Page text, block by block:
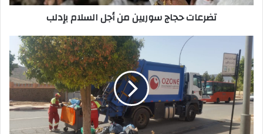
تضرعات حجاج سوريين من أجل السلام بإدلب
أسطول
النظافة
التابع
لشركة
أوزون
يعيد
البهجة
لشوارع